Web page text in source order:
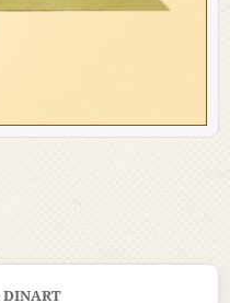
DINART